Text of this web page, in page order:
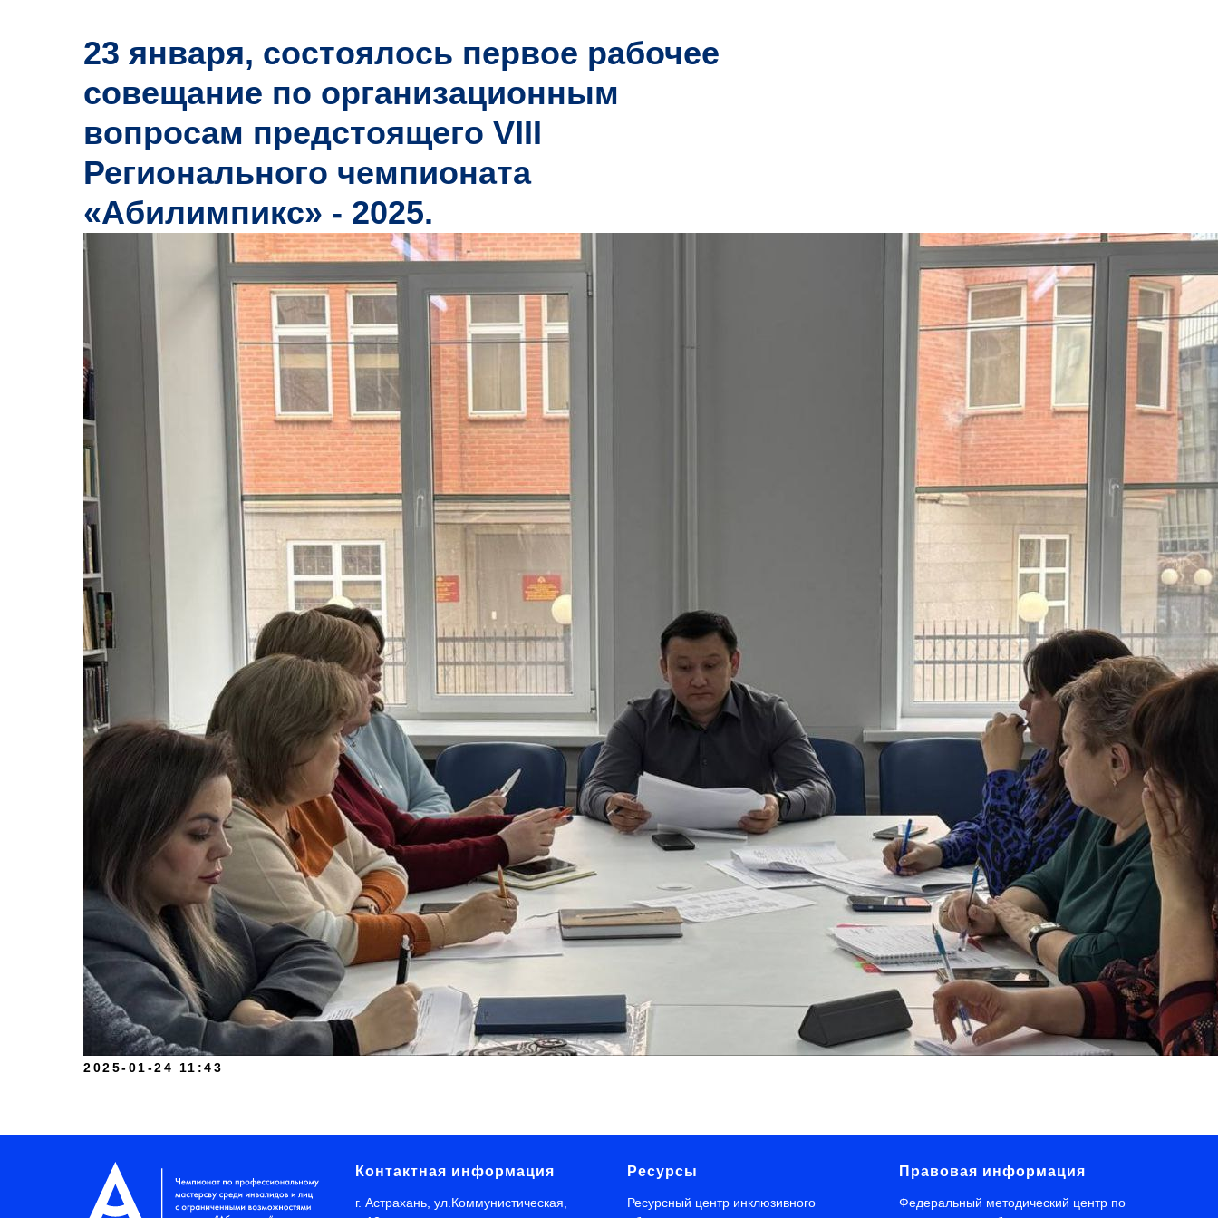
23 января, состоялось первое рабочее
совещание по организационным
вопросам предстоящего VIII
Регионального чемпионата
«Абилимпикс» - 2025.
2025-01-24 11:43
Контактная информация
г. Астрахань, ул.Коммунистическая,
Ресурсы
Ресурсный центр инклюзивного
Правовая информация
Федеральный методический центр по